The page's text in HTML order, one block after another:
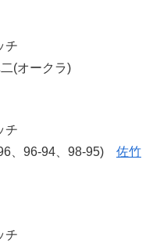
チ
(オークラ)
チ
、96-94、98-95) 佐竹
チ